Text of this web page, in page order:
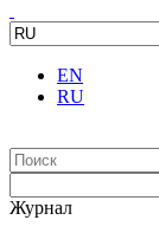
EN
RU
Журнал